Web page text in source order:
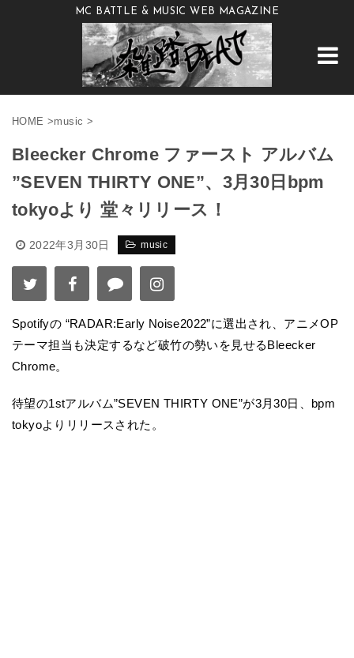
MC BATTLE & MUSIC WEB MAGAZINE
HOME >music >
Bleecker Chrome ファースト アルバム
”SEVEN THIRTY ONE”、3月30日bpm
tokyoより 堂々リリース！
2022年3月30日 music
Spotifyの “RADAR:Early Noise2022”に選出され、アニメOP
テーマ担当も決定するなど破竹の勢いを見せるBleecker
Chrome。
待望の1stアルバム”SEVEN THIRTY ONE”が3月30日、bpm
tokyoよりリリースされた。